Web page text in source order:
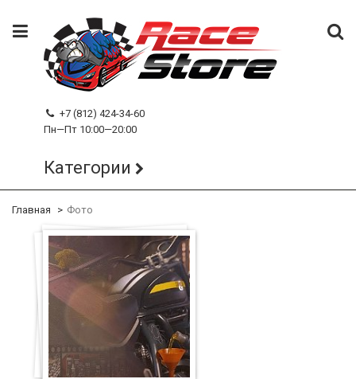
+7 (812) 424-34-60
Пн—Пт 10:00—20:00
Категории
Главная Фото